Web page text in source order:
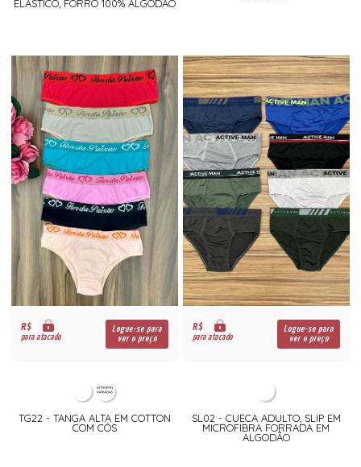
ELASTICO, FORRO 100% ALGODÃO
R$
para atacado
Logue-se para
ver o preço
TG22 - TANGA ALTA EM COTTON
COM CÓS
R$
para atacado
Logue-se para
ver o preço
SL02 - CUECA ADULTO, SLIP EM
MICROFIBRA FORRADA EM
ALGODÃO